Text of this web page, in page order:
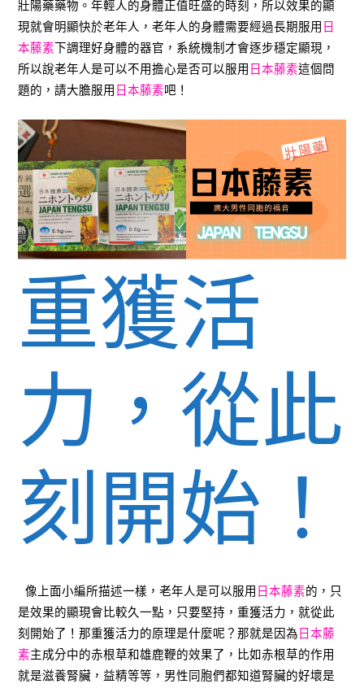
壯陽藥藥物。年輕人的身體正值旺盛的時刻，所以效果的顯
現就會明顯快於老年人，老年人的身體需要經過長期服用 日
本藤素下調理好身體的器官，系統機制才會逐步穩定顯現，
所以說老年人是可以不用擔心是否可以服用 日本藤素這個問
題的，請大膽服用 日本藤素吧！
重獲活
力，從此
刻開始！
像上面小編所描述一樣，老年人是可以服用 日本藤素的，只
是效果的顯現會比較久一點，只要堅持，重獲活力，就從此
刻開始了！那重獲活力的原理是什麼呢？那就是因為 日本藤
素主成分中的赤根草和雄鹿鞭的效果了，比如赤根草的作用
就是滋養腎臟，益精等等，男性同胞們都知道腎臟的好壞是